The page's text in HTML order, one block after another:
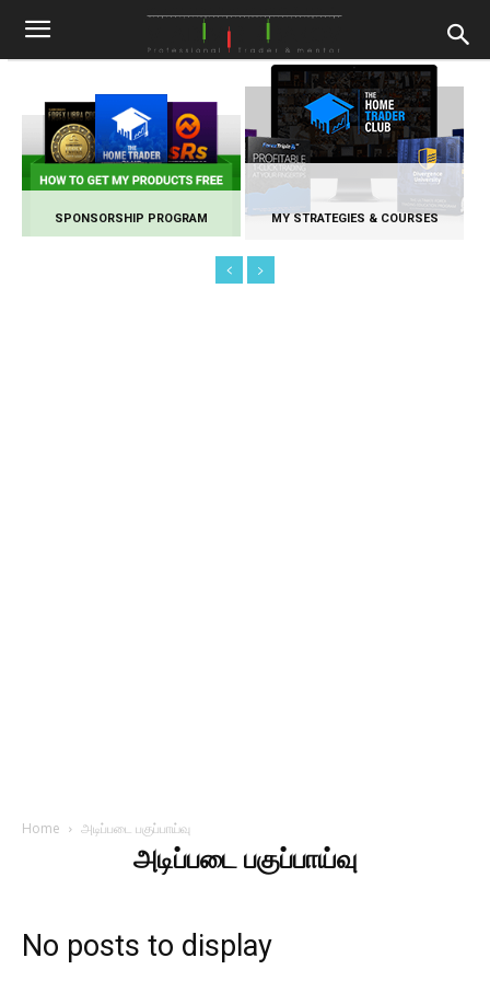
SPONSORSHIP PROGRAM MY STRATEGIES & COURSES
Home அடிப்படை பகுப்பாய்வு
அடிப்படை பகுப்பாய்வு
No posts to display